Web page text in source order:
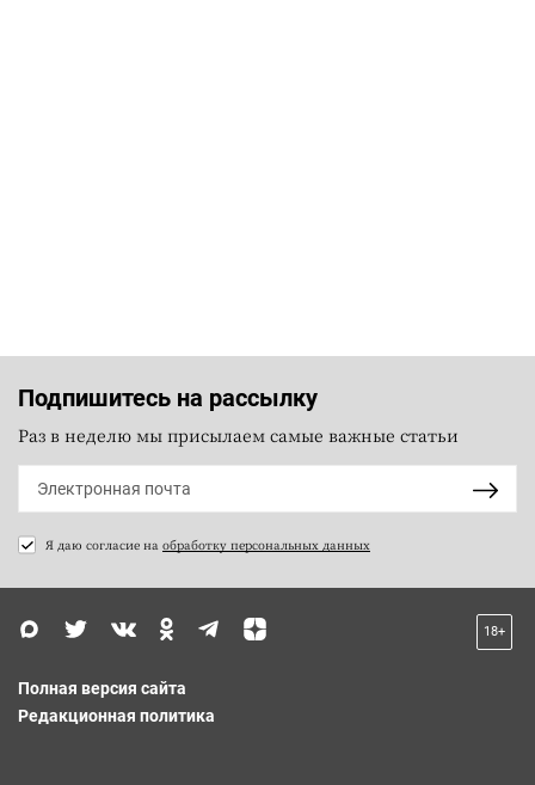
Подпишитесь на рассылку
Раз в неделю мы присылаем самые важные статьи
Я даю согласие на обработку персональных данных
18+
Полная версия сайта
Редакционная политика